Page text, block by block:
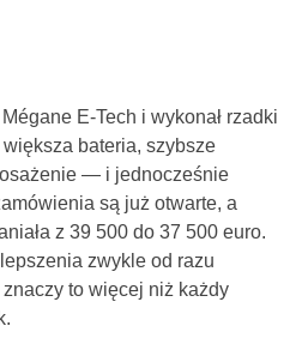
E-Tech i wykonał rzadki
bateria, szybsze
— i jednocześnie
są już otwarte, a
z 39 500 do 37 500 euro.
zwykle od razu
to więcej niż każdy